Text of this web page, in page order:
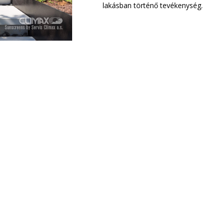
lakásban történő tevékenység.